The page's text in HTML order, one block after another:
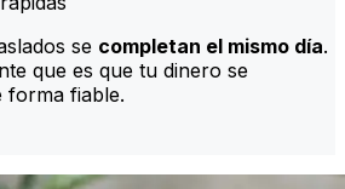
se completan el mismo día.
que es que tu dinero se
forma fiable.